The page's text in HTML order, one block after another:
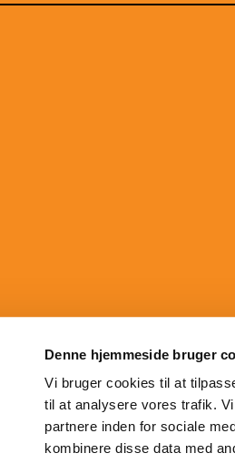
Denne hjemmeside bruger
Vi bruger cookies til at
til at analysere vores trafik.
partnere inden for sociale
kombinere disse data med